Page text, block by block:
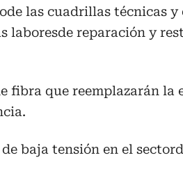
las cuadrillas técnicas y
laboresde reparación y
fibra que reemplazarán la
baja tensión en el